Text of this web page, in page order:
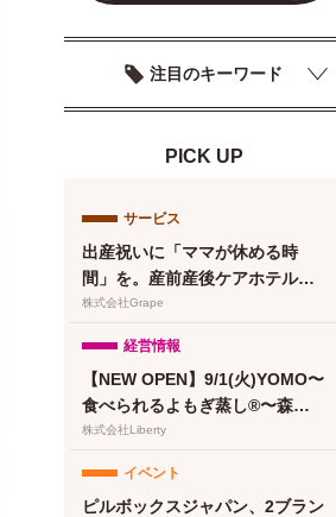
注目のキーワード
PICK UP
サービス
出産祝いに「ママが休める時
間」を。産前産後ケアホテル
「ぶどうの木」、複数人で贈れ
株式会社Grape
経営情報
【NEW OPEN】9/1(火)YOMO〜
食べられるよもぎ蒸し®〜森下
清澄白河店グランドオープン！
株式会社Liberty
イベント
ピルボックスジャパン、2ブラン